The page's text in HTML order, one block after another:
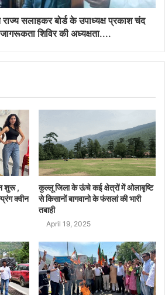
सलाहकर बोर्ड के उपाध्यक्ष प्रकाश चंद
शिविर की अध्यक्षता....
शुरू ,
क्वीन
कुल्लू जिला के ऊंचे कई क्षेत्रों में ओलाबृष्टि
से किसानों बागवानो के फंसलां की भारी
तबाही
April 19, 2025